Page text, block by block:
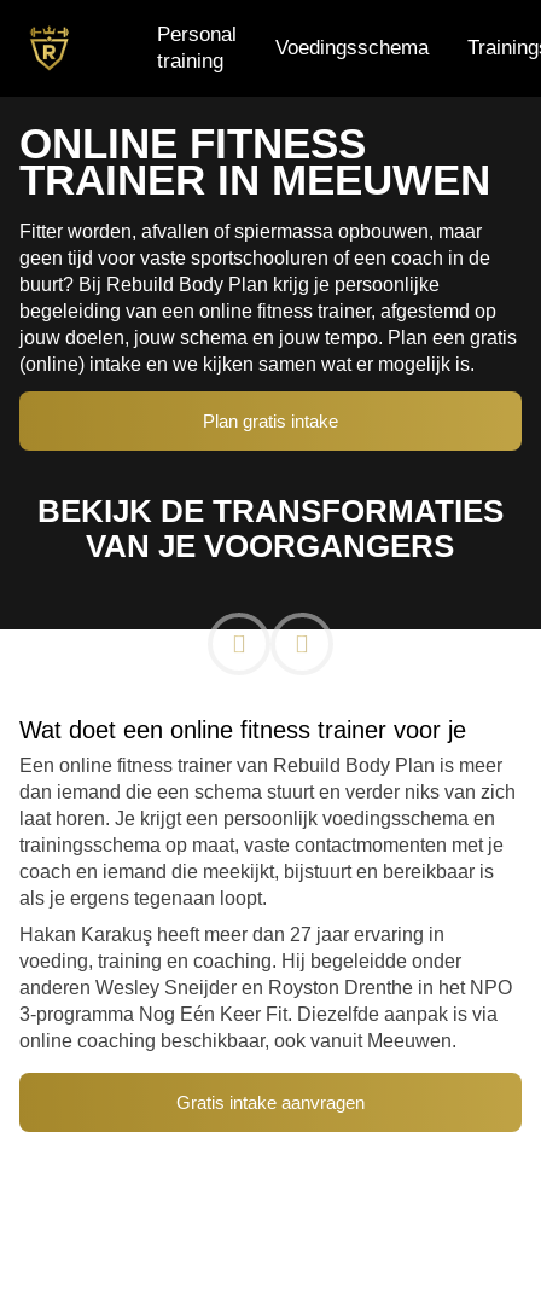
Personal
training
Voedingsschema
Personal training
Voedingsschema
Trainingsschema
Small group training
ONLINE FITNESS
TRAINER IN MEEUWEN
Fitter worden, afvallen of spiermassa opbouwen, maar
geen tijd voor vaste sportschooluren of een coach in de
buurt? Bij Rebuild Body Plan krijg je persoonlijke
begeleiding van een online fitness trainer, afgestemd op
jouw doelen, jouw schema en jouw tempo. Plan een gratis
(online) intake en we kijken samen wat er mogelijk is.
Plan gratis intake
BEKIJK DE TRANSFORMATIES
VAN JE VOORGANGERS
Wat doet een online fitness trainer voor je
Een online fitness trainer van Rebuild Body Plan is meer
dan iemand die een schema stuurt en verder niks van zich
laat horen. Je krijgt een persoonlijk voedingsschema en
trainingsschema op maat, vaste contactmomenten met je
coach en iemand die meekijkt, bijstuurt en bereikbaar is
als je ergens tegenaan loopt.
Hakan Karakuş heeft meer dan 27 jaar ervaring in
voeding, training en coaching. Hij begeleidde onder
anderen Wesley Sneijder en Royston Drenthe in het NPO
3-programma Nog Eén Keer Fit. Diezelfde aanpak is via
online coaching beschikbaar, ook vanuit Meeuwen.
Gratis intake aanvragen